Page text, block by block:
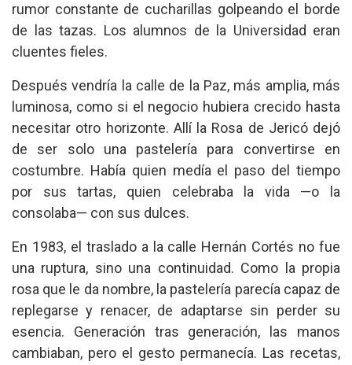
rumor constante de cucharillas golpeando el borde
de las tazas. Los alumnos de la Universidad eran
cluentes fieles.
Después vendría la calle de la Paz, más amplia, más
luminosa, como si el negocio hubiera crecido hasta
necesitar otro horizonte. Allí la Rosa de Jericó dejó
de ser solo una pastelería para convertirse en
costumbre. Había quien medía el paso del tiempo
por sus tartas, quien celebraba la vida —o la
consolaba— con sus dulces.
En 1983, el traslado a la calle Hernán Cortés no fue
una ruptura, sino una continuidad. Como la propia
rosa que le da nombre, la pastelería parecía capaz de
replegarse y renacer, de adaptarse sin perder su
esencia. Generación tras generación, las manos
cambiaban, pero el gesto permanecía. Las recetas,